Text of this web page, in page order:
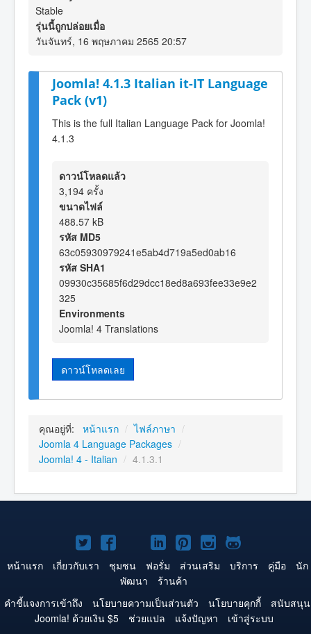
Stable
รุ่นนี้ถูกปล่อยเมื่อ
วันจันทร์, 16 พฤษภาคม 2565 20:57
Joomla! 4.1.3 Italian it-IT Language
Pack (v1)
This is the full Italian Language Pack for Joomla!
4.1.3
ดาวน์โหลดแล้ว
3,194 ครั้ง
ขนาดไฟล์
488.57 kB
รหัส MD5
63c05930979241e5ab4d719a5ed0ab16
รหัส SHA1
09930c35685f6d29dcc18ed8a693fee33e9e2
325
Environments
Joomla! 4 Translations
ดาวน์โหลดเลย
คุณอยู่ที่: หน้าแรก / ไฟล์ภาษา /
Joomla 4 Language Packages /
Joomla! 4 - Italian / 4.1.3.1
Joomla!
บน
Twitter
Joomla!
บน
Facebook
Joomla!
บน
YouTube
Joomla!
บน
LinkedIn
Joomla!
บน
Pinterest
Joomla!
บน
Joomla!
บน
หน้าแรก เกี่ยวกับเรา ชุมชน ฟอรั่ม ส่วนเสริม บริการ คู่มือ
นัก
พัฒนา
ร้านค้า
คำชี้แจงการเข้าถึง
นโยบายความเป็นส่วนตัว นโยบายคุกกี้
สนับสนุน
Joomla! ด้วยเงิน $5
ช่วยแปล แจ้งปัญหา
เข้าสู่ระบบ